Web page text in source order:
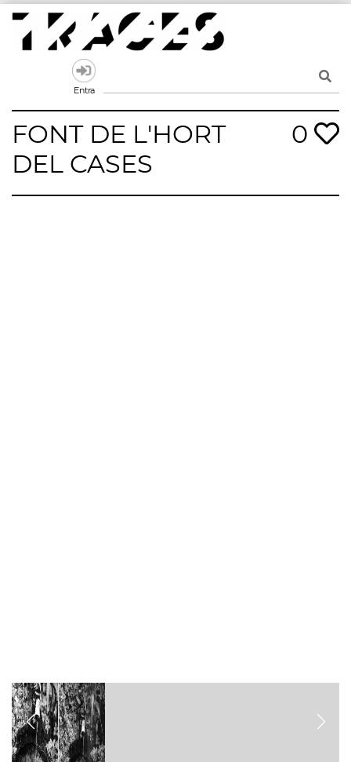
Skip
content
Un mapa de la memòria obert a tothom
Entra
FONT DE L'HORT
DEL CASES
0